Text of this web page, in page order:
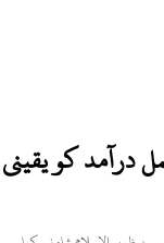
کو یقینی